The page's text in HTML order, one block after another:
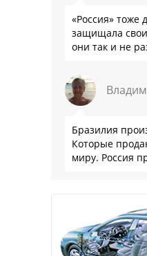
«Россия» тоже
защищала
они так и не
Бразилия
Которые
миру. Россия